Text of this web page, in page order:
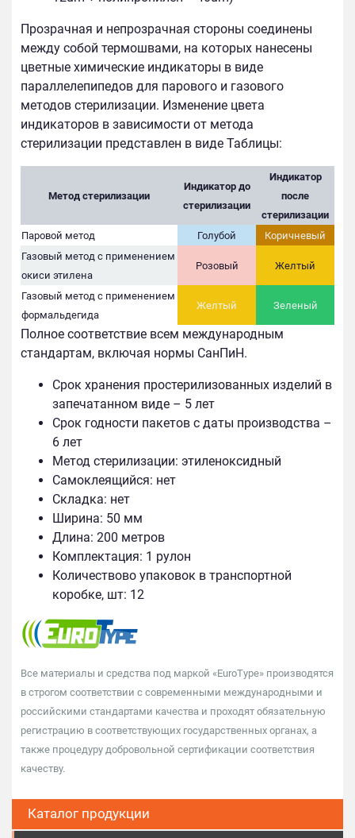
Каталог продукции
Прозрачная и непрозрачная стороны соединены
между собой термошвами, на которых нанесены
цветные химические индикаторы в виде
параллелепипедов для парового и газового
методов стерилизации. Изменение цвета
индикаторов в зависимости от метода
стерилизации представлен в виде Таблицы:
Метод стерилизации
Индикатор до
стерилизации
Индикатор
после
стерилизации
Паровой метод
Голубой
Коричневый
Газовый метод с применением
окиси этилена
Розовый Желтый
Газовый метод с применением
формальдегида
Желтый Зеленый
Полное соответствие всем международным
стандартам, включая нормы СанПиН.
Срок хранения простерилизованных изделий в
запечатанном виде – 5 лет
Срок годности пакетов с даты производства –
6 лет
Метод стерилизации: этиленоксидный
Самоклеящийся: нет
Складка: нет
Ширина: 50 мм
Длина: 200 метров
Комплектация: 1 рулон
Количествово упаковок в транспортной
коробке, шт: 12
Все материалы и средства под маркой «EuroType» производятся
в строгом соответствии с современными международными и
российскими стандартами качества и проходят обязательную
регистрацию в соответствующих государственных органах, а
также процедуру добровольной сертификации соответствия
качеству.